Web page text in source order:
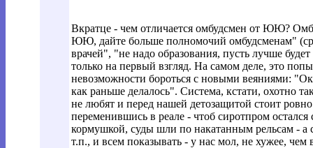
Вкратце - чем отличается омбудсмен от ЮЮ?
ЮЮ, дайте больше полномочий омбудсменам"
врачей", "не надо образования, пусть лучше
только на первый взгляд. На самом деле, это
невозможности бороться с новыми веяниями:
как раньше делалось". Система, кстати, охотно
не любят и перед нашей детозащитой стоит
переменившись в реале - чтоб сиротпром
кормушкой, суды шли по накатанным рельсам - а
т.п., и всем показывать - у нас мол, не хужее, чем